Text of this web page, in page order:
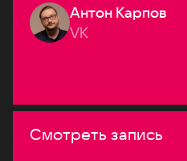
Антон Карпов
VK
Смотреть запись